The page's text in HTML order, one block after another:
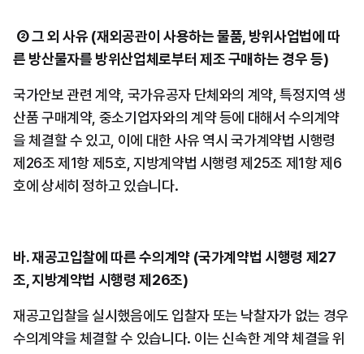
② 그 외 사유 (재외공관이 사용하는 물품, 방위사업법에 따
른 방산물자를 방위산업체로부터 제조 구매하는 경우 등)
국가안보 관련 계약, 국가유공자 단체와의 계약, 특정지역 생
산품 구매계약, 중소기업자와의 계약 등에 대해서 수의계약
을 체결할 수 있고, 이에 대한 사유 역시 국가계약법 시행령
제26조 제1항 제5호, 지방계약법 시행령 제25조 제1항 제6
호에 상세히 정하고 있습니다.
바. 재공고입찰에 따른 수의계약 (국가계약법 시행령 제27
조, 지방계약법 시행령 제26조)
재공고입찰을 실시했음에도 입찰자 또는 낙찰자가 없는 경우
수의계약을 체결할 수 있습니다. 이는 신속한 계약 체결을 위